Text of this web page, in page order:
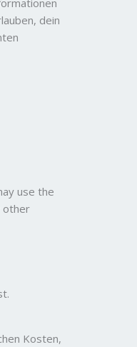
dein
use the
other
Kosten,